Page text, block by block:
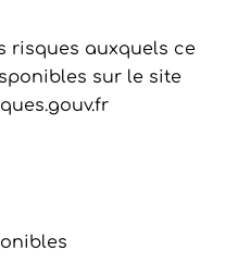
risques auxquels ce
sur le site